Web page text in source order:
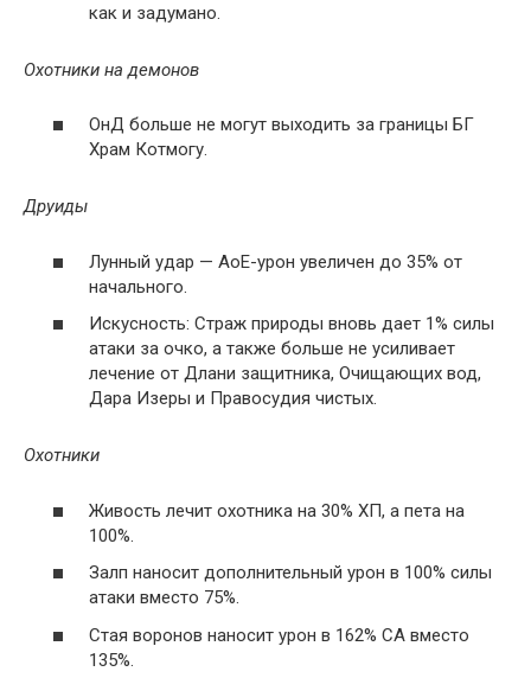
как и задумано.
Охотники на демонов
ОнД больше не могут выходить за границы БГ
Храм Котмогу.
Друиды
Лунный удар — АоЕ-урон увеличен до 35% от
начального.
Искусность: Страж природы вновь дает 1% силы
атаки за очко, а также больше не усиливает
лечение от Длани защитника, Очищающих вод,
Дара Изеры и Правосудия чистых.
Охотники
Живость лечит охотника на 30% ХП, а пета на
100%.
Залп наносит дополнительный урон в 100% силы
атаки вместо 75%.
Стая воронов наносит урон в 162% СА вместо
135%.